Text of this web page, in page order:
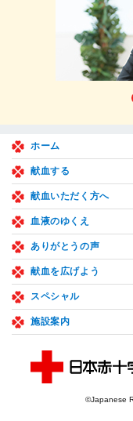
ホーム
献血する
献血いただく方へ
血液のゆくえ
ありがとうの声
献血を広げよう
スペシャル
施設案内
©Japanese